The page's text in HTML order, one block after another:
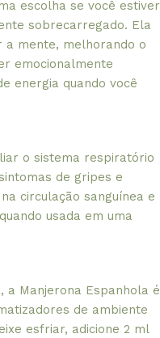
escolha se você estiver
sobrecarregado. Ela
a mente, melhorando o
emocionalmente
energia quando você
o sistema respiratório
de gripes e
circulação sanguínea e
usada em uma
a Manjerona Espanhola é
de ambiente
esfriar, adicione 2 ml